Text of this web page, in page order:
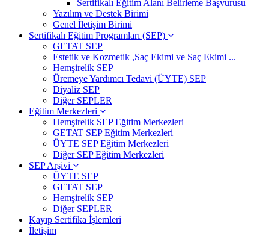
Sertifikalı Eğitim Alanı Belirleme Başvurusu
Yazılım ve Destek Birimi
Genel İletişim Birimi
Sertifikalı Eğitim Programları (SEP)
GETAT SEP
Estetik ve Kozmetik ,Saç Ekimi ve Saç Ekimi ...
Hemşirelik SEP
Üremeye Yardımcı Tedavi (ÜYTE) SEP
Diyaliz SEP
Diğer SEPLER
Eğitim Merkezleri
Hemşirelik SEP Eğitim Merkezleri
GETAT SEP Eğitim Merkezleri
ÜYTE SEP Eğitim Merkezleri
Diğer SEP Eğitim Merkezleri
SEP Arşivi
ÜYTE SEP
GETAT SEP
Hemşirelik SEP
Diğer SEPLER
Kayıp Sertifika İşlemleri
İletişim